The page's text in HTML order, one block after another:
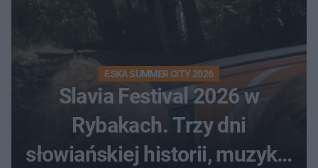
ESKA SUMMER CITY 2026
Slavia Festival 2026 w
Rybakach. Trzy dni
słowiańskiej historii, muzyki i